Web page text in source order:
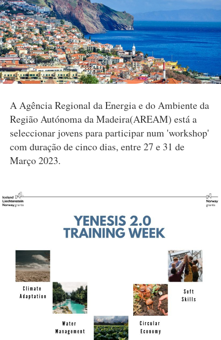
A Agência Regional da Energia e do Ambiente da
Região Autónoma da Madeira(AREAM) está a
seleccionar jovens para participar num 'workshop'
com duração de cinco dias, entre 27 e 31 de
Março 2023.